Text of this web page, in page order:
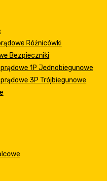
Różnicówki
Bezpieczniki
1P Jednobiegunowe
3P Trójbiegunowe